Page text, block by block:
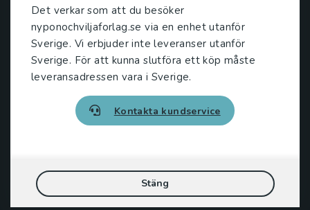
Det verkar som att du besöker
nyponochviljaforlag.se via en enhet utanför
Sverige. Vi erbjuder inte leveranser utanför
Sverige. För att kunna slutföra ett köp måste
leveransadressen vara i Sverige.
Kontakta kundservice
Stäng
221 00 Lund
Besöksadress:
Åkergränden 1
226 60 Lund
Kundservice
046-31 21 00
Frågor och svar